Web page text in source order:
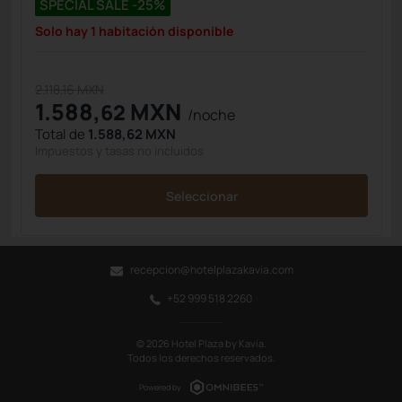
SPECIAL SALE -25%
Solo hay 1 habitación disponible
1.588,62 MXN /noche
Total de 1.588,62 MXN
Seleccionar
recepcion@hotelplazakavia.com
+52 999 518 2260
© 2026 Hotel Plaza by Kavia.
Todos los derechos reservados.
Powered by